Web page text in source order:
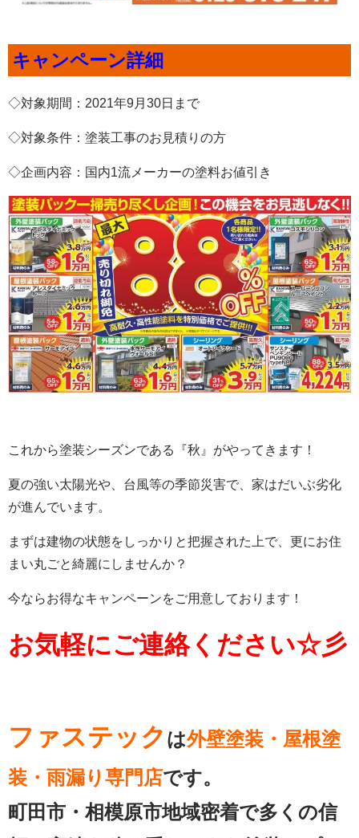
キャンペーン詳細
◇対象期間：2021年9月30日まで
◇対象条件：塗装工事のお見積りの方
◇企画内容：国内1流メーカーの塗料お値引き
これから塗装シーズンである『秋』がやってきます！
夏の強い太陽光や、台風等の季節災害で、家はだいぶ劣化
が進んでいます。
まずは建物の状態をしっかりと把握された上で、更にお住
まい丸ごと綺麗に しませんか？
今ならお得なキャンペーンをご用意しております！
お気軽にご連絡ください☆彡
ファステック は外壁塗装・屋根塗
装・雨漏り専門店です。
町田市・相模原市地域密着で多くの信